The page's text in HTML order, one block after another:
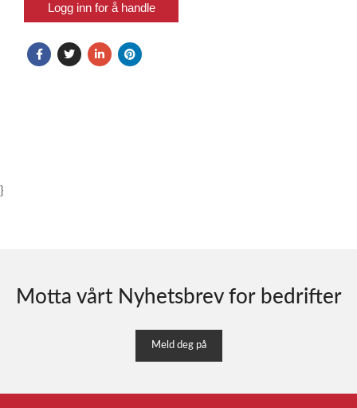
Logg inn for å handle
}
Motta vårt Nyhetsbrev for bedrifter
Meld deg på